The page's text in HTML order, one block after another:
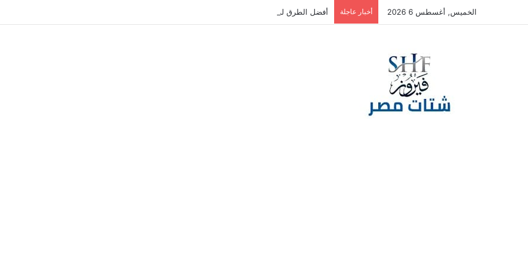
الخميس, أغسطس 6 2026 أخبار عاجلة أفضل الطرق لرفع الحد الائتماني للبطاقة في السعودية